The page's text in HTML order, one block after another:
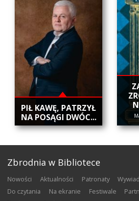
​PIŁ KAWĘ, PATRZYŁ
NA POSĄGI DWÓC...
Zbrodnia w Bibliotece
nowości aktualności patronaty
do czytania
na ekranie festiwale